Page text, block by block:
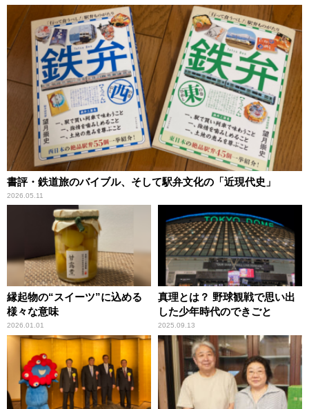
書評・鉄道旅のバイブル、そして駅弁文化の「近現代史」
2026.05.11
縁起物の“スイーツ”に込める
様々な意味
2026.01.01
真理とは？ 野球観戦で思い出
した少年時代のできごと
2025.09.13